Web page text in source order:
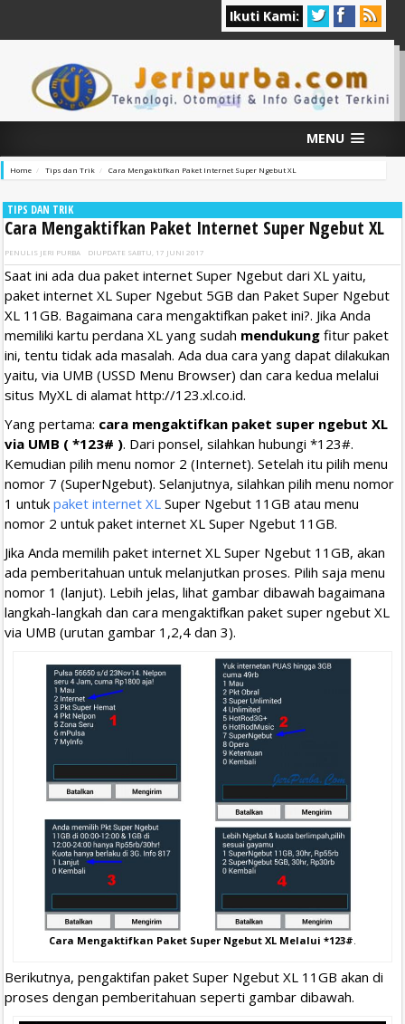
Ikuti Kami:
MENU
Home Tips dan Trik Cara Mengaktifkan Paket Internet Super Ngebut XL
TIPS DAN TRIK
Cara Mengaktifkan Paket Internet Super Ngebut XL
PENULIS JERI PURBA DIUPDATE SABTU, 17 JUNI 2017
Saat ini ada dua paket internet Super Ngebut dari XL yaitu,
paket internet XL Super Ngebut 5GB dan Paket Super Ngebut
XL 11GB. Bagaimana cara mengaktifkan paket ini?. Jika Anda
memiliki kartu perdana XL yang sudah mendukung fitur paket
ini, tentu tidak ada masalah. Ada dua cara yang dapat dilakukan
yaitu, via UMB (USSD Menu Browser) dan cara kedua melalui
situs MyXL di alamat http://123.xl.co.id.
Yang pertama: cara mengaktifkan paket super ngebut XL
via UMB ( *123# ). Dari ponsel, silahkan hubungi *123#.
Kemudian pilih menu nomor 2 (Internet). Setelah itu pilih menu
nomor 7 (SuperNgebut). Selanjutnya, silahkan pilih menu nomor
1 untuk paket internet XL Super Ngebut 11GB atau menu
nomor 2 untuk paket internet XL Super Ngebut 11GB.
Jika Anda memilih paket internet XL Super Ngebut 11GB, akan
ada pemberitahuan untuk melanjutkan proses. Pilih saja menu
nomor 1 (lanjut). Lebih jelas, lihat gambar dibawah bagaimana
langkah-langkah dan cara mengaktifkan paket super ngebut XL
via UMB (urutan gambar 1,2,4 dan 3).
Cara Mengaktifkan Paket Super Ngebut XL Melalui *123#
Berikutnya, pengaktifan paket Super Ngebut XL 11GB akan di
proses dengan pemberitahuan seperti gambar dibawah.